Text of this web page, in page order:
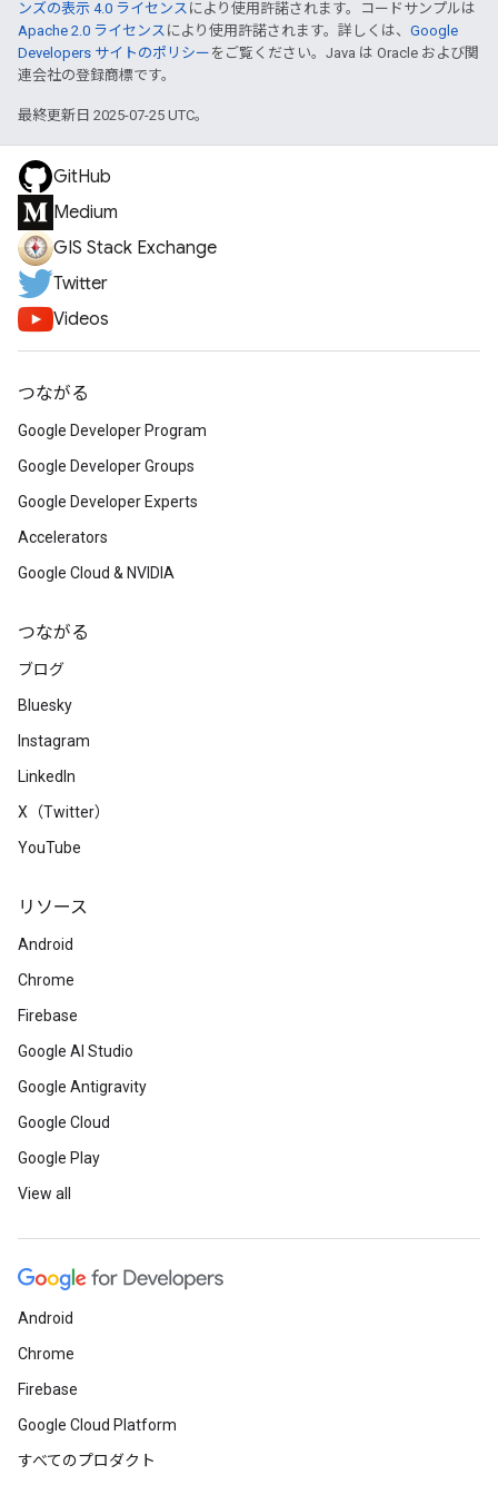
ンズの表示 4.0 ライセンス により使用許諾されます。コードサンプルは
Apache 2.0 ライセンス により使用許諾されます。詳しくは、 Google
Developers サイトのポリシー をご覧ください。Java は Oracle および関
連会社の登録商標です。
最終更新日 2025-07-25 UTC。
GitHub
Medium
GIS Stack Exchange
Twitter
Videos
つながる
Google Developer Program
Google Developer Groups
Google Developer Experts
Accelerators
Google Cloud & NVIDIA
つながる
ブログ
Bluesky
Instagram
LinkedIn
X（Twitter）
YouTube
リソース
Android
Chrome
Firebase
Google AI Studio
Google Antigravity
Google Cloud
Google Play
View all
Android
Chrome
Firebase
Google Cloud Platform
すべてのプロダクト